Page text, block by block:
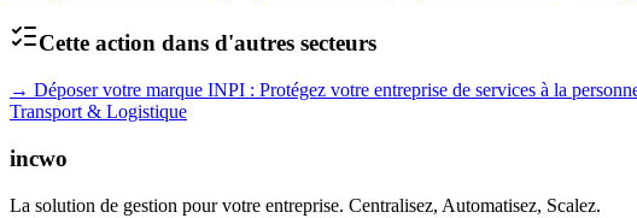
Cette action dans d'autres secteurs
→ Déposer votre marque INPI : Protégez votre entreprise de services à la
Transport & Logistique
incwo
La solution de gestion pour votre entreprise. Centralisez, Automatisez, Scalez.